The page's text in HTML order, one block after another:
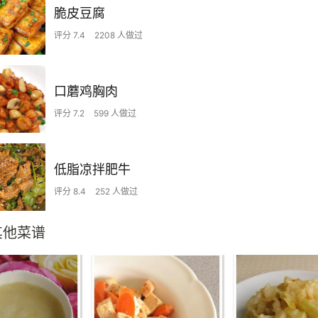
脆皮豆腐
评分 7.4 2208 人做过
口蘑鸡胸肉
评分 7.2 599 人做过
低脂凉拌肥牛
评分 8.4 252 人做过
菜谱